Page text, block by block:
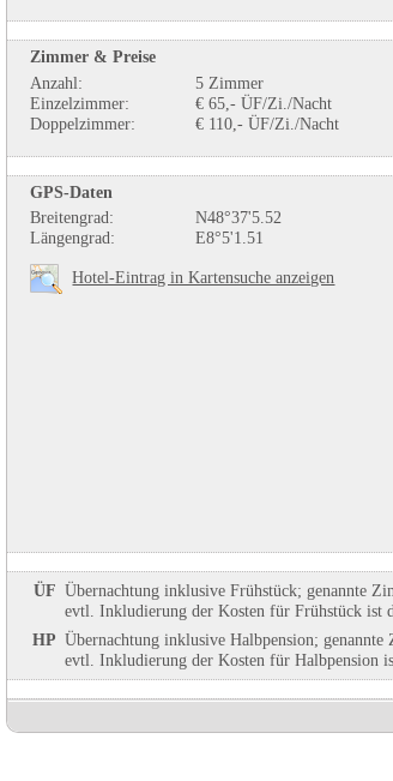
Zimmer & Preise
Anzahl:
5 Zimmer
Einzelzimmer:
€ 65,- ÜF/Zi./Nacht
Doppelzimmer:
€ 110,- ÜF/Zi./Nacht
GPS-Daten
Breitengrad:
N48°37'5.52
Längengrad:
E8°5'1.51
Hotel-Eintrag in Kartensuche anzeigen
ÜF Übernachtung inklusive Frühstück; genannte
evtl. Inkludierung der Kosten für Frühstück ist
HP Übernachtung inklusive Halbpension;
evtl. Inkludierung der Kosten für Halbpension
Alpinfitness Waldcamping Völlan
in Völlan/Lana (BZ), Trentino-Südtirol
Auwerk Camping
in Hainfeld,